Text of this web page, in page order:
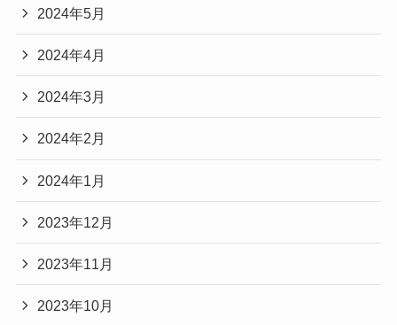
2024年5月
2024年4月
2024年3月
2024年2月
2024年1月
2023年12月
2023年11月
2023年10月